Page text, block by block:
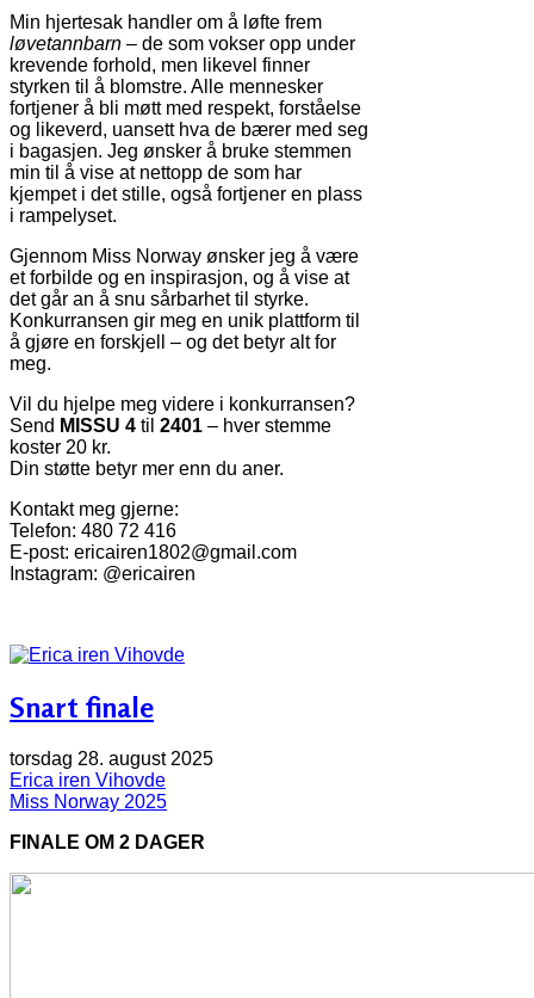
Min hjertesak handler om å løfte frem
løvetannbarn – de som vokser opp under
krevende forhold, men likevel finner
styrken til å blomstre. Alle mennesker
fortjener å bli møtt med respekt, forståelse
og likeverd, uansett hva de bærer med seg
i bagasjen. Jeg ønsker å bruke stemmen
min til å vise at nettopp de som har
kjempet i det stille, også fortjener en plass
i rampelyset.
Gjennom Miss Norway ønsker jeg å være
et forbilde og en inspirasjon, og å vise at
det går an å snu sårbarhet til styrke.
Konkurransen gir meg en unik plattform til
å gjøre en forskjell – og det betyr alt for
meg.
Vil du hjelpe meg videre i konkurransen?
Send MISSU 4 til 2401 – hver stemme
koster 20 kr.
Din støtte betyr mer enn du aner.
Kontakt meg gjerne:
Telefon: 480 72 416
E-post: ericairen1802@gmail.com
Instagram: @ericairen
Snart finale
torsdag 28. august 2025
Erica iren Vihovde
Miss Norway 2025
FINALE OM 2 DAGER